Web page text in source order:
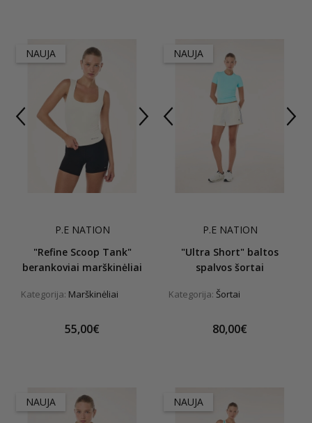
NAUJA
P.E NATION
"Refine Scoop Tank"
berankoviai marškinėliai
Kategorija: Marškinėliai
55,00€
NAUJA
P.E NATION
"Ultra Short" baltos
spalvos šortai
Kategorija: Šortai
80,00€
NAUJA NAUJA